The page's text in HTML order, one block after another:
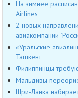
На зимнее
Airlines
2 новых
авиакомпании
«Уральские
Ташкент
Филиппинцы
Мальдивы
Шри-Ланка